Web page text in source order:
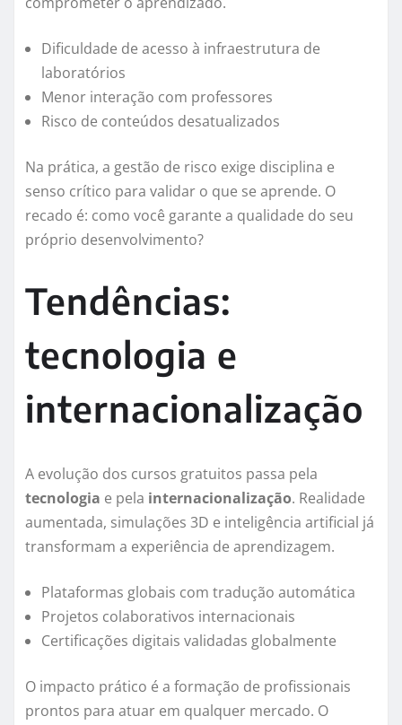
Dificuldade de acesso à infraestrutura de
laboratórios
Menor interação com professores
Risco de conteúdos desatualizados
Na prática, a gestão de risco exige disciplina e
senso crítico para validar o que se aprende. O
recado é: como você garante a qualidade do seu
próprio desenvolvimento?
Tendências:
tecnologia e
internacionalização
A evolução dos cursos gratuitos passa pela
tecnologia e pela internacionalização. Realidade
aumentada, simulações 3D e inteligência artificial já
transformam a experiência de aprendizagem.
Plataformas globais com tradução automática
Projetos colaborativos internacionais
Certificações digitais validadas globalmente
O impacto prático é a formação de profissionais
prontos para atuar em qualquer mercado. O